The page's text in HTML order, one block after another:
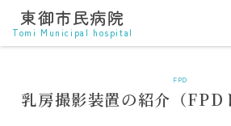
東御市民病院
Tomi Municipal hospital
FPD
乳房撮影装置の紹介（FPD